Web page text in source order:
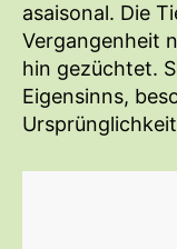
asaisonal. Die
Vergangenheit
hin gezüchtet.
Eigensinns,